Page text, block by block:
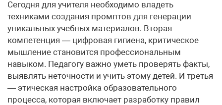
Сегодня для учителя необходимо владеть
техниками создания промптов для генерации
уникальных учебных материалов. Вторая
компетенция — цифровая гигиена, критическое
мышление становится профессиональным
навыком. Педагогу важно уметь проверять факты,
выявлять неточности и учить этому детей. И третья
— этическая настройка образовательного
процесса, которая включает разработку правил